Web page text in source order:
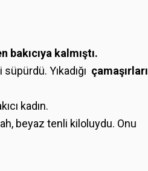
bakıcıya kalmıştı.
Yıkadığı çamaşırları
kadın.
beyaz tenli kiloluydu. Onu